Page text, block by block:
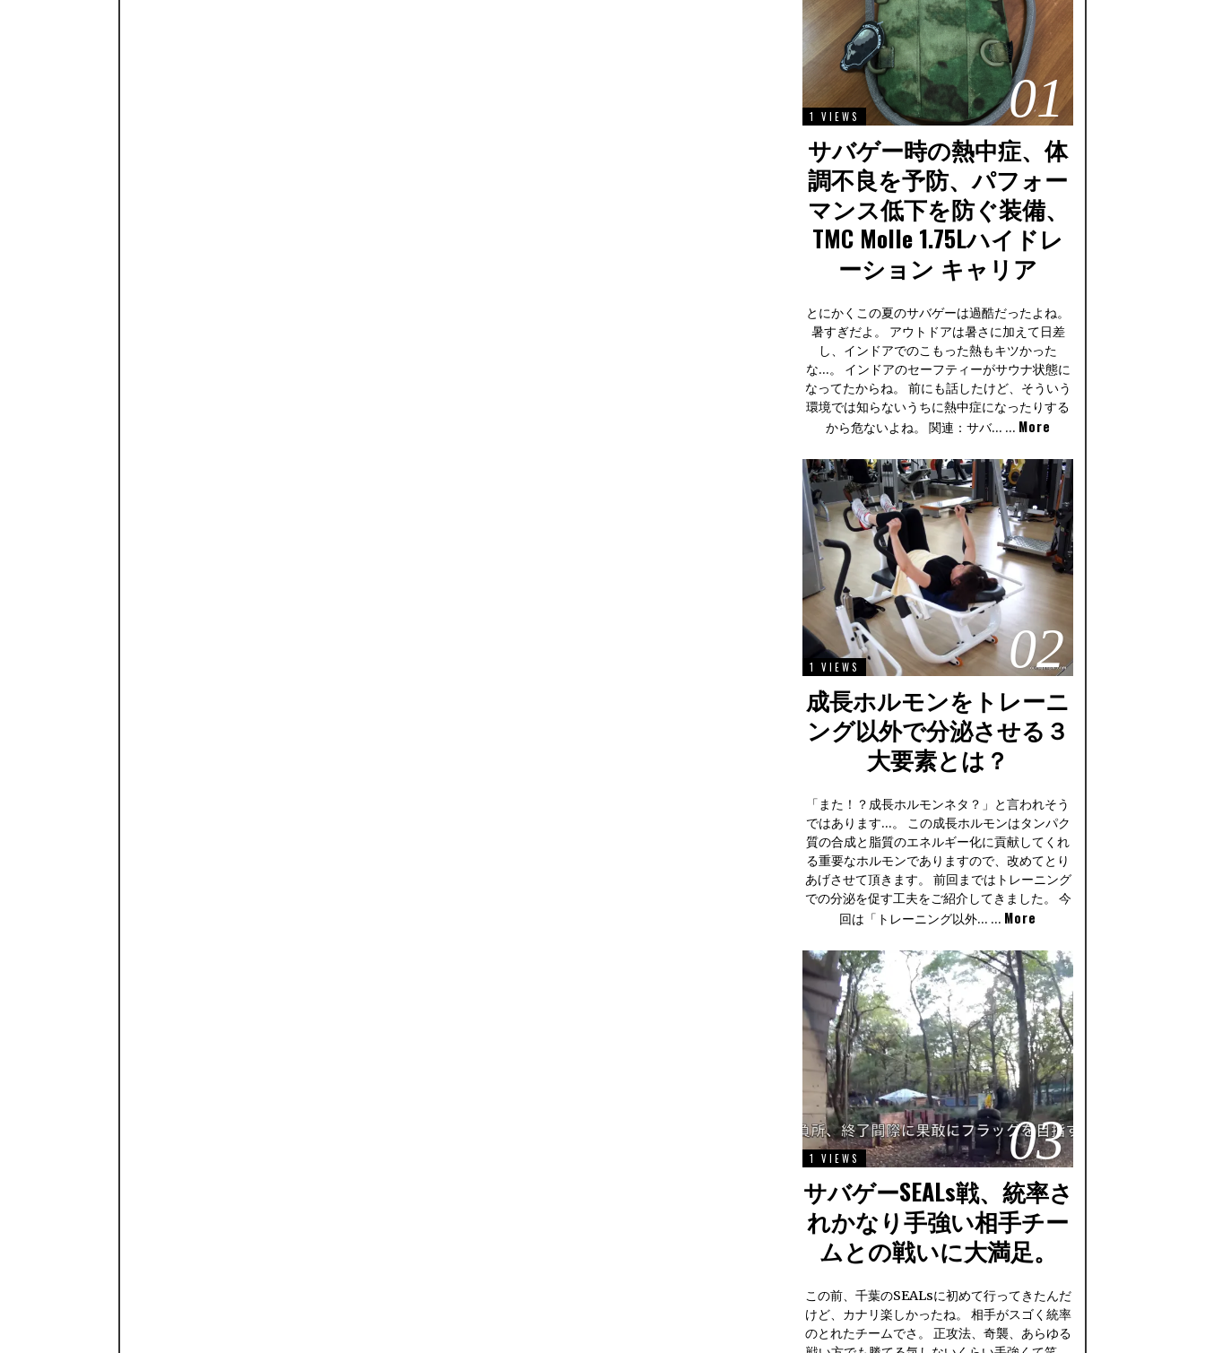
01
1 VIEWS
サバゲー時の熱中症、体
調不良を予防、パフォー
マンス低下を防ぐ装備、
TMC Molle 1.75Lハイドレ
ーション キャリア
とにかくこの夏のサバゲーは過酷だったよね。
暑すぎだよ。 アウトドアは暑さに加えて日差
し、インドアでのこもった熱もキツかった
な…。 インドアのセーフティーがサウナ状態に
なってたからね。 前にも話したけど、そういう
環境では知らないうちに熱中症になったりする
から危ないよね。 関連：サバ… … More
02
1 VIEWS
成長ホルモンをトレーニ
ング以外で分泌させる３
大要素とは？
「また！？成長ホルモンネタ？」と言われそう
ではあります…。 この成長ホルモンはタンパク
質の合成と脂質のエネルギー化に貢献してくれ
る重要なホルモンでありますので、改めてとり
あげさせて頂きます。 前回まではトレーニング
での分泌を促す工夫をご紹介してきました。 今
回は「トレーニング以外… … More
03
1 VIEWS
サバゲーSEALs戦、統率さ
れかなり手強い相手チー
ムとの戦いに大満足。
この前、千葉のSEALsに初めて行ってきたんだ
けど、カナリ楽しかったね。 相手がスゴく統率
のとれたチームでさ。 正攻法、奇襲、あらゆる